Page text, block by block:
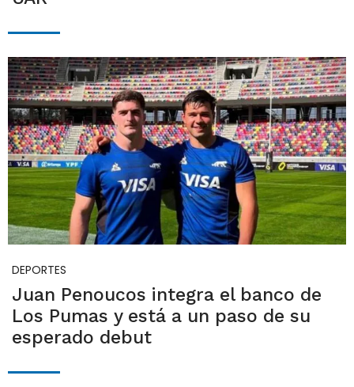
DEPORTES
Juan Penoucos integra el banco de
Los Pumas y está a un paso de su
esperado debut